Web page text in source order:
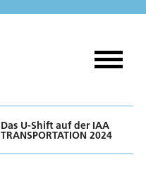
Das U-Shift auf der IAA
TRANSPORTATION 2024